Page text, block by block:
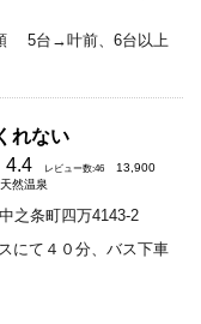
5台→叶前、6台以上
れない
4.4 レビュー数:46
13,900
天然温泉
之条町四万4143-2
にて４０分、バス下車